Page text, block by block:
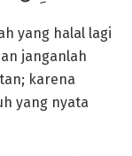
yang halal lagi
janganlah
karena
yang nyata